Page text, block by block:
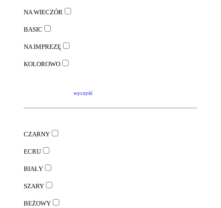
NA WIECZÓR
BASIC
NA IMPREZĘ
KOLOROWO
wyczyść
CZARNY
ECRU
BIAŁY
SZARY
BEŻOWY